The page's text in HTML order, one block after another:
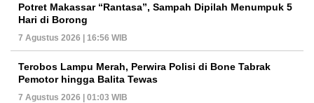
Potret Makassar “Rantasa”, Sampah Dipilah Menumpuk 5
Hari di Borong
7 Agustus 2026 | 16:56 WIB
Terobos Lampu Merah, Perwira Polisi di Bone Tabrak
Pemotor hingga Balita Tewas
7 Agustus 2026 | 01:03 WIB